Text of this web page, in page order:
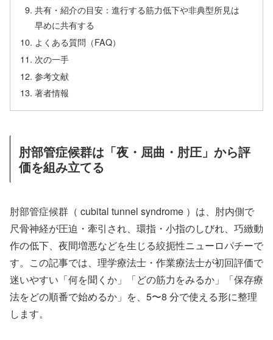
共有・紹介の目安：進行する筋力低下や非典型所見は
早めに共有する
よくある質問（FAQ）
次の一手
参考文献
著者情報
肘部管症候群は「夜・屈曲・肘圧」から評
価を組み立てる
肘部管症候群（ cubital tunnel syndrome ）は、肘内側で
尺骨神経が圧迫・牽引され、環指・小指のしびれ、巧緻動
作の低下、夜間増悪などを生じる絞扼性ニューロパチーで
す。この記事では、理学療法士・作業療法士が初回評価で
迷いやすい「何を聞くか」「どの筋力をみるか」「保存療
法をどの順番で始めるか」を、5〜8 分で使える形に整理
します。